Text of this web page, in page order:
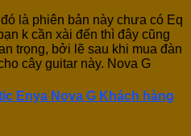
là phiên bản này chưa có Eq
k cần xài đến thì đây cũng
trọng, bởi lẽ sau khi mua đàn
cây guitar này. Nova G
Enya Nova G Khách hàng